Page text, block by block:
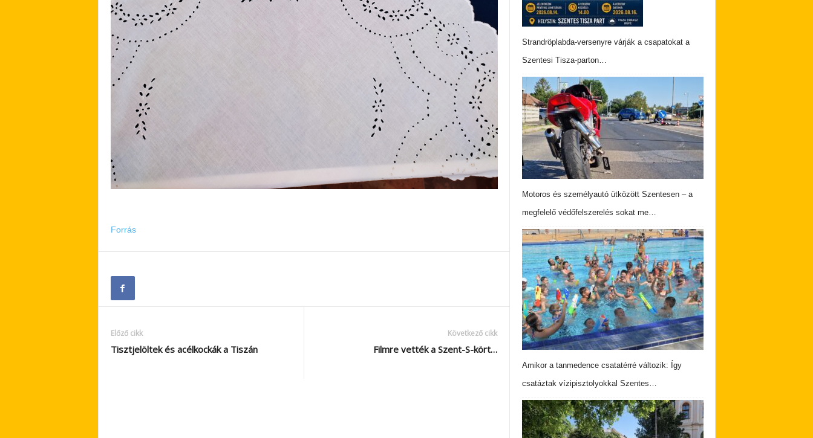
Forrás
Előző cikk
Tisztjelöltek és acélkockák a Tiszán
Következő cikk
Filmre vették a Szent-S-kört…
Strandröplabda-versenyre várják a csapatokat a
Szentesi Tisza-parton…
Motoros és személyautó ütközött Szentesen – a
megfelelő védőfelszerelés sokat me…
Amikor a tanmedence csatatérré változik: Így
csatáztak vízipisztolyokkal Szentes…